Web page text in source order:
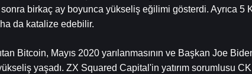
birkaç ay boyunca yükseliş eğilimi gösterdi. Ayrıca 5
da katalize edebilir.
Bitcoin, Mayıs 2020 yarılanmasının ve Başkan Joe
yaşadı. ZX Squared Capital'in yatırım sorumlusu